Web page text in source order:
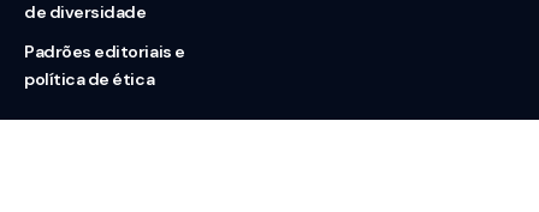
de diversidade
Padrões editoriais e
política de ética